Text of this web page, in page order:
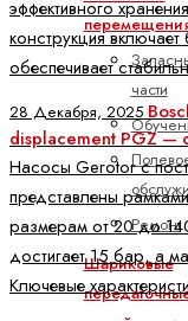
части
Ремонт
Шариковые
эффективного
конструкция
обеспечивает
28 Декабря, 2025
displacement PGZ —
Насосы Gerotor с
представлены
размерам от 20 до
достигает 15 бар, а
Ключевые